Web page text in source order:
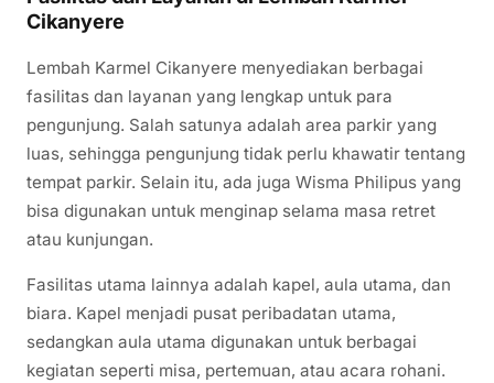
Cikanyere
Lembah Karmel Cikanyere menyediakan berbagai
fasilitas dan layanan yang lengkap untuk para
pengunjung. Salah satunya adalah area parkir yang
luas, sehingga pengunjung tidak perlu khawatir tentang
tempat parkir. Selain itu, ada juga Wisma Philipus yang
bisa digunakan untuk menginap selama masa retret
atau kunjungan.
Fasilitas utama lainnya adalah kapel, aula utama, dan
biara. Kapel menjadi pusat peribadatan utama,
sedangkan aula utama digunakan untuk berbagai
kegiatan seperti misa, pertemuan, atau acara rohani.